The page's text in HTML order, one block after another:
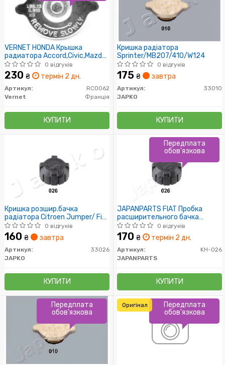
VERNET HONDA Крышка
радиатора Accord,Civic,Mazda
323,626,Mitsubishi,Nissan,Subaru,Suzuki,Toyota
59/24 0.9bar
0 відгуків
230 ₴ термін 2 дн.
Артикул:
RC0062
Vernet
Франція
КУПИТИ
Кришка радіатора
Sprinter/MB207/410/W124
0 відгуків
175 ₴ завтра
Артикул:
33010
JAPKO
КУПИТИ
Кришка розшир.бачка
радіатора Citroen Jumper/ Fiat
Ducato/ Peugeot Boxer 1.0-3.0
84-
0 відгуків
160 ₴ завтра
Артикул:
33026
JAPKO
КУПИТИ
JAPANPARTS FIAT Пробка
расширительного бачка
Ducato -02, RENAULT.
0 відгуків
170 ₴ термін 2 дн.
Артикул:
KH-026
JAPANPARTS
КУПИТИ
Передплата
обов'язкова
Передплата
обов'язкова
Передплата
обов'язкова
Оригінал